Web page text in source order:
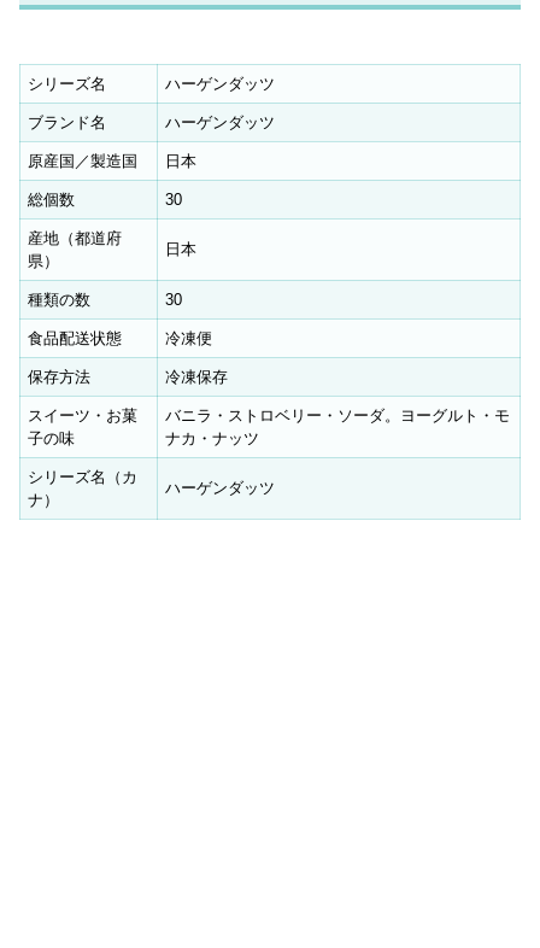
シリーズ名 ハーゲンダッツ
ブランド名 ハーゲンダッツ
原産国／製造国 日本
総個数 30
産地（都道府
県）
日本
種類の数 30
食品配送状態 冷凍便
保存方法 冷凍保存
スイーツ・お菓
子の味
バニラ・ストロベリー・ソーダ。ヨーグルト・モ
ナカ・ナッツ
シリーズ名（カ
ナ）
ハーゲンダッツ